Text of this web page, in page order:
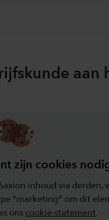
aan
zijn cookies
inhoud via derden,
"marketing" om dit
ons cookie-statement